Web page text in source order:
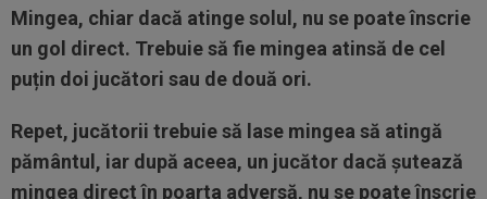
Mingea, chiar dacă atinge solul, nu se poate înscrie
un gol direct. Trebuie să fie mingea atinsă de cel
puțin doi jucători sau de două ori.
Repet, jucătorii trebuie să lase mingea să atingă
pământul, iar după aceea, un jucător dacă șutează
mingea direct în poarta adversă, nu se poate înscrie